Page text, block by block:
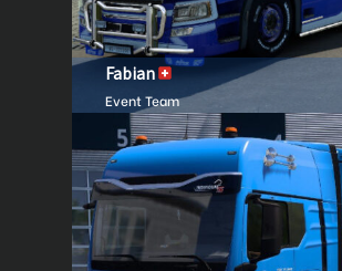
Fabian
Event Team